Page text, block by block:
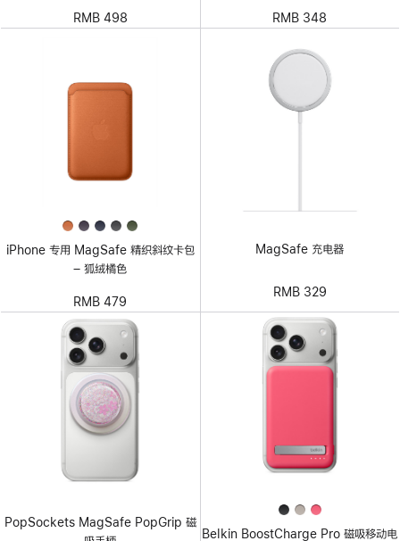
RMB 498 RMB 348
iPhone 专用 MagSafe 精织斜纹卡包
– 狐绒橘色
RMB 479
MagSafe 充电器
RMB 329
PopSockets MagSafe PopGrip 磁
Belkin BoostCharge Pro 磁吸移动电